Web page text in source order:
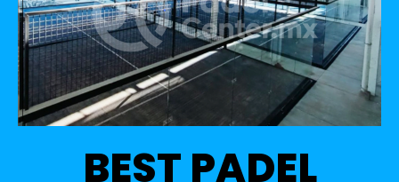
BEST PADEL